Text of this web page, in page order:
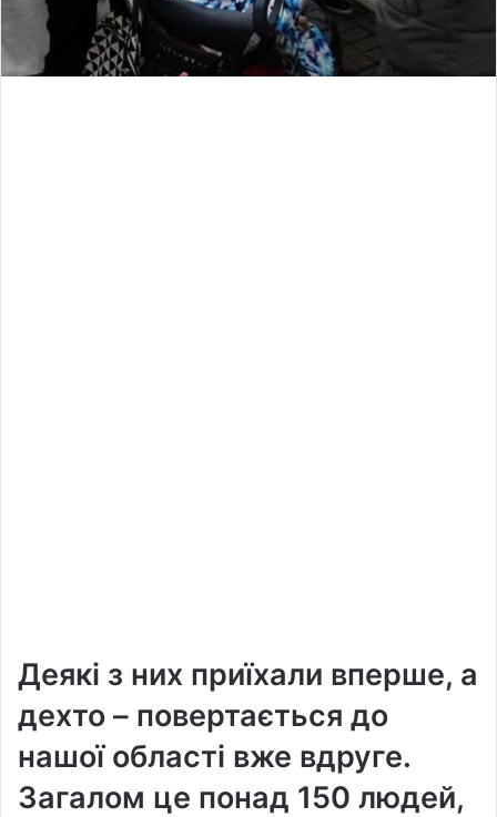
Деякі з них приїхали вперше, а
дехто – повертається до
нашої області вже вдруге.
Загалом це понад 150 людей,